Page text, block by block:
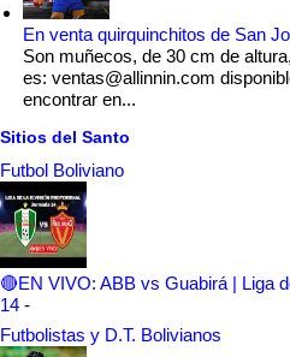
En venta quirquinchitos de San
Son muñecos, de 30 cm de
es: ventas@allinnin.com
encontrar en...
Sitios del Santo
Futbol Boliviano
🔴EN VIVO: ABB vs Guabirá | Liga
14 -
Futbolistas y D.T. Bolivianos